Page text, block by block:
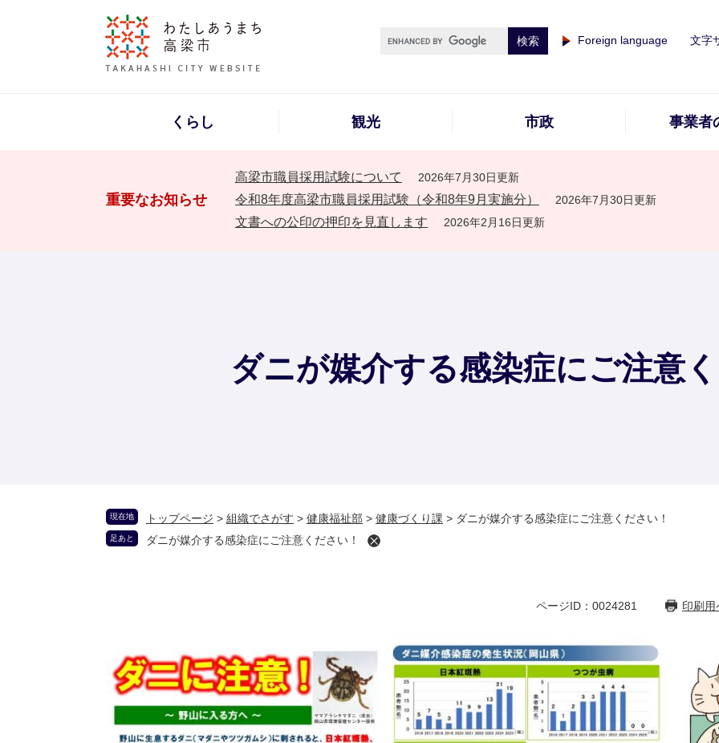
Foreign language 文字
くらし 観光 市政 事業者
重要なお知らせ
高梁市職員採用試験について 2026年7月30日更新
令和8年度高梁市職員採用試験（令和8年9月実施分） 2026年7月30日更新
文書への公印の押印を見直します 2026年2月16日更新
ダニが媒介する感染症にご注意
現在地 トップページ > 組織でさがす > 健康福祉部 > 健康づくり課 > ダニが媒介する感染症にご注意ください！
足あと ダニが媒介する感染症にご注意ください！
ページID：0024281 印刷用